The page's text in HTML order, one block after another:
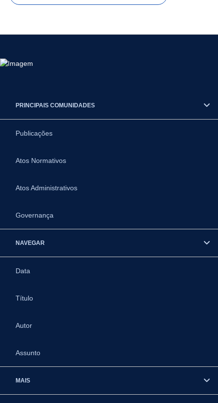
PRINCIPAIS COMUNIDADES
Publicações
Atos Normativos
Atos Administrativos
Governança
NAVEGAR
Data
Título
Autor
Assunto
MAIS